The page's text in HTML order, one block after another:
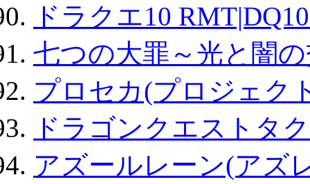
ドラクエ10
七つの大罪～光と闇
プロセカ(プロジェク
ドラゴンクエストタ
アズールレーン(アズ